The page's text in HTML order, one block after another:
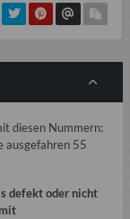
diesen Nummern:
55
defekt oder nicht